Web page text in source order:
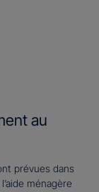
au
prévues dans
ménagère